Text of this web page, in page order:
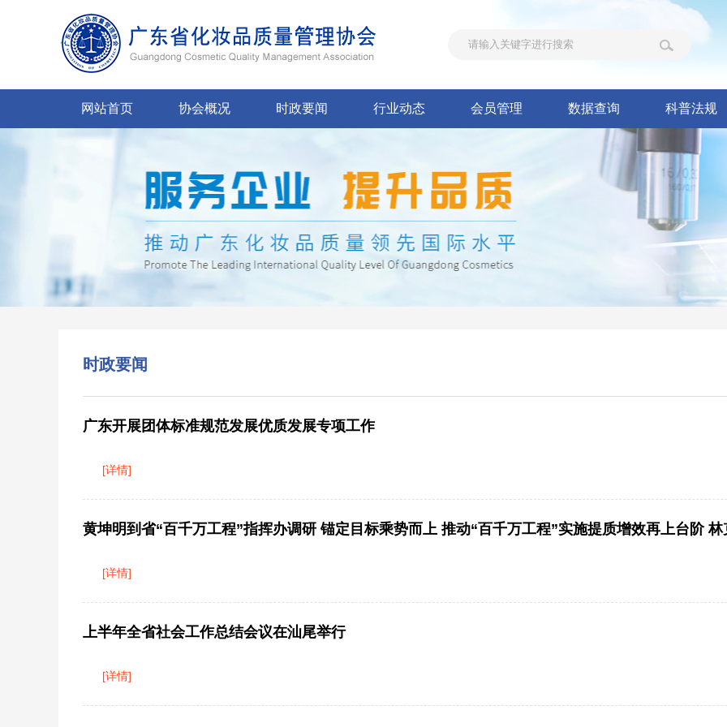
网站首页 协会概况 时政要闻 行业动态 会员管理 数据查询 科普法规
时政要闻
广东开展团体标准规范发展优质发展专项工作
[详情]
黄坤明到省“百千万工程”指挥办调研 锚定目标乘势而上 推动“百千万工程”实施提质增效再上台阶
[详情]
上半年全省社会工作总结会议在汕尾举行
[详情]